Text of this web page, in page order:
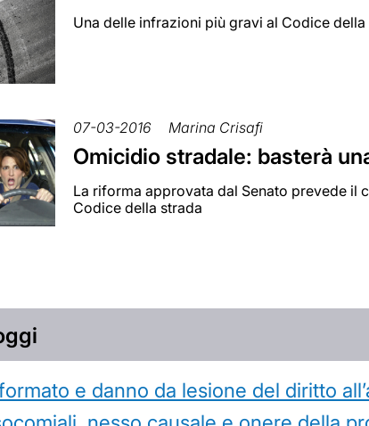
Una delle infrazioni più gravi al Codice
07-03-2016 Marina Crisafi
Omicidio stradale: basterà
La riforma approvata dal Senato prevede il
Codice della strada
e danno da lesione del diritto